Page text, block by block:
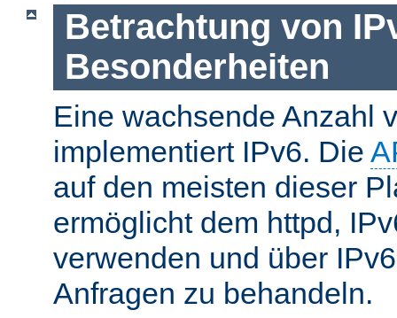
Betrachtung von
Besonderheiten
Eine wachsende Anzahl
implementiert IPv6. Die
auf den meisten dieser
ermöglicht dem httpd,
verwenden und über
Anfragen zu behandeln.